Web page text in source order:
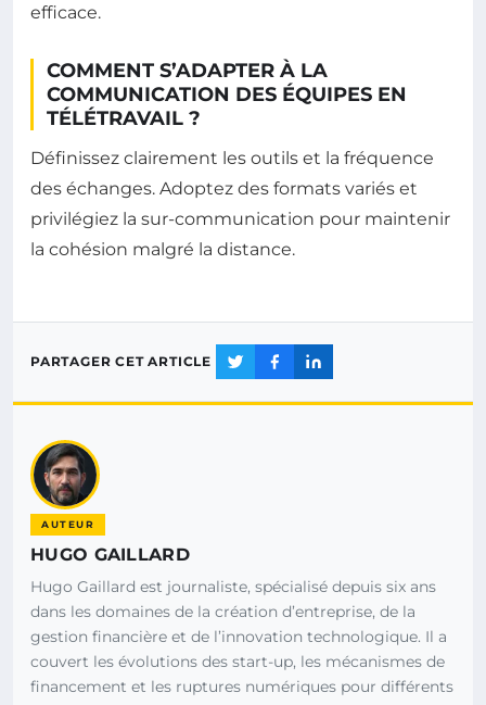
efficace.
COMMENT S’ADAPTER À LA
COMMUNICATION DES ÉQUIPES EN
TÉLÉTRAVAIL ?
Définissez clairement les outils et la fréquence
des échanges. Adoptez des formats variés et
privilégiez la sur-communication pour maintenir
la cohésion malgré la distance.
PARTAGER CET ARTICLE
AUTEUR
HUGO GAILLARD
Hugo Gaillard est journaliste, spécialisé depuis six ans
dans les domaines de la création d’entreprise, de la
gestion financière et de l’innovation technologique. Il a
couvert les évolutions des start-up, les mécanismes de
financement et les ruptures numériques pour différents